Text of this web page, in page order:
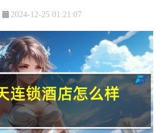
2024-12-25 01:21:07